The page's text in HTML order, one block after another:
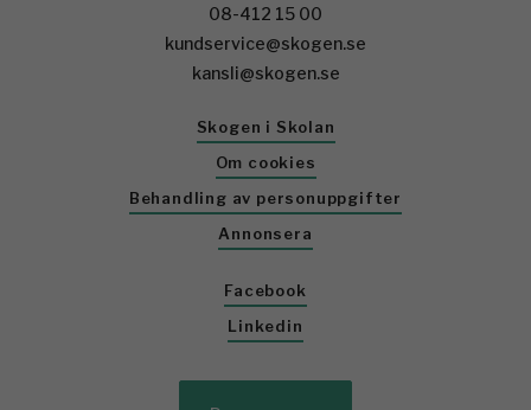
08-412 15 00
kundservice@skogen.se
kansli@skogen.se
Skogen i Skolan
Om cookies
Behandling av personuppgifter
Annonsera
Facebook
Linkedin